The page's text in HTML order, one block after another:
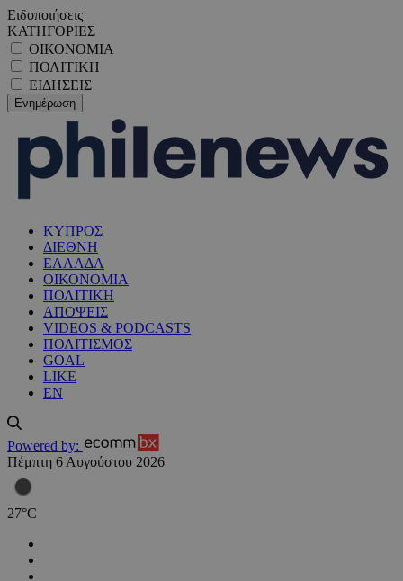
Ειδοποιήσεις
ΚΑΤΗΓΟΡΙΕΣ
ΟΙΚΟΝΟΜΙΑ
ΠΟΛΙΤΙΚΗ
ΕΙΔΗΣΕΙΣ
ΚΥΠΡΟΣ
ΔΙΕΘΝΗ
ΕΛΛΑΔΑ
ΟΙΚΟΝΟΜΙΑ
ΠΟΛΙΤΙΚΗ
ΑΠΟΨΕΙΣ
VIDEOS & PODCASTS
ΠΟΛΙΤΙΣΜΟΣ
GOAL
LIKE
EN
Powered by:
Πέμπτη 6 Αυγούστου 2026
27°C